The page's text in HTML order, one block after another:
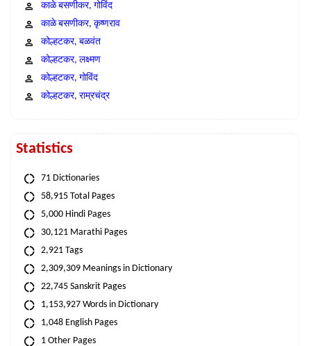
काळे बसणीकर, गोविंद
काळे बसणीकर, कृष्णराव
कोल्हटकर, बळवंत
कोल्हटकर, लक्ष्मण
कोल्हटकर, गोविंद
कोल्हटकर, राम्रचंद्र
Statistics
71 Dictionaries
58,915 Total Pages
5,000 Hindi Pages
30,121 Marathi Pages
2,921 Tags
2,309,309 Meanings in Dictionary
22,745 Sanskrit Pages
1,153,927 Words in Dictionary
1,048 English Pages
1 Other Pages